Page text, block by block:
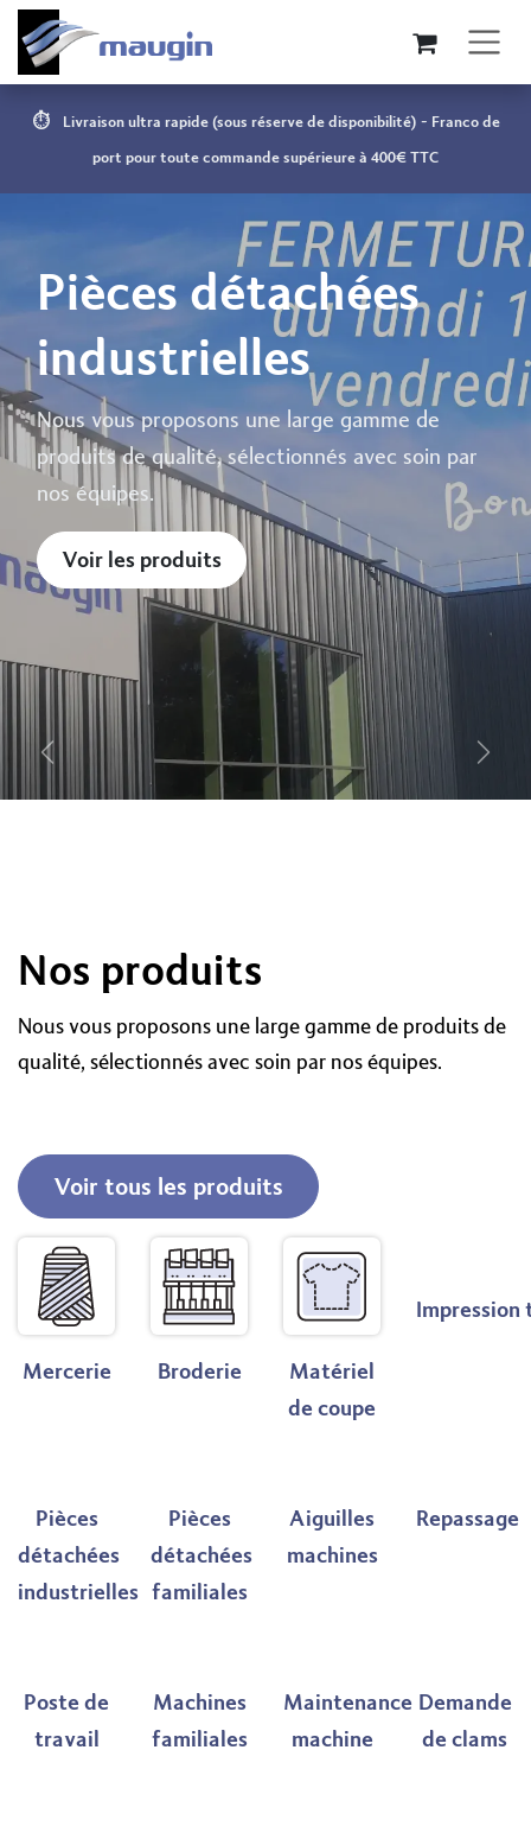
Se rendre au contenu
⏱️ Livraison ultra rapide (sous réserve de disponibilité) - Franco de
port pour toute commande supérieure à 400€ TTC
Pièces détachées
industrielles
Nous vous proposons une large gamme de
produits de qualité, sélectionnés avec soin par
nos équipes.
Voir les produits
Précédent
Nos produits
Nous vous proposons une large gamme de produits de
qualité, sélectionnés avec soin par nos équipes.
Voir tous les produits
Mercerie Broderie
Matériel
de coupe
Pièces
détachées
industrielles
Pièces
détachées
familiales
Aiguilles
machines
Repassage
Poste de
travail
Machines
familiales
Maintenance
machine
Demande
de clams